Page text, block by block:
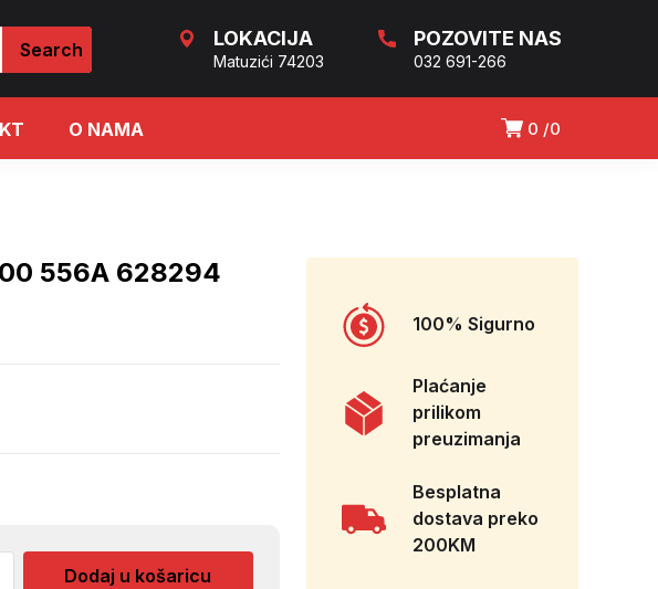
LOKACIJA
Matuzići 74203
POZOVITE NAS
032 691-266
0 0
O NAMA
556A 628294
Dodaj u košaricu
100% Sigurno
Plaćanje
prilikom
preuzimanja
Besplatna
dostava preko
200KM